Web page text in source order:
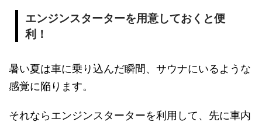
エンジンスターターを用意しておくと便
利！
暑い夏は車に乗り込んだ瞬間、サウナにいるような
感覚に陥ります。
それならエンジンスターターを利用して、先に車内